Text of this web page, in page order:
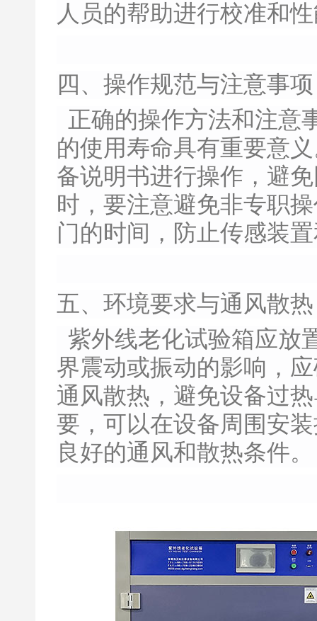
人员的帮助进行校准和
四、操作规范与注意事项
正确的操作方法和注意
的使用寿命具有重要意
备说明书进行操作，避
时，要注意避免非专职
门的时间，防止传感装
五、环境要求与通风散热
紫外线老化试验箱应放
界震动或振动的影响，
通风散热，避免设备过
要，可以在设备周围安
良好的通风和散热条件。